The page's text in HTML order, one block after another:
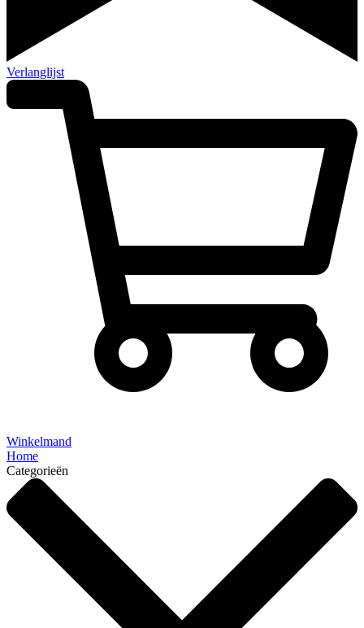
Verlanglijst
Winkelmand
Home
Categorieën